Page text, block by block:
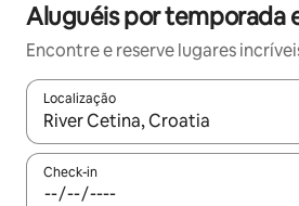
Aluguéis por temporada
Encontre e reserve lugares
Localização
Quando os resultados estiverem
Check-in